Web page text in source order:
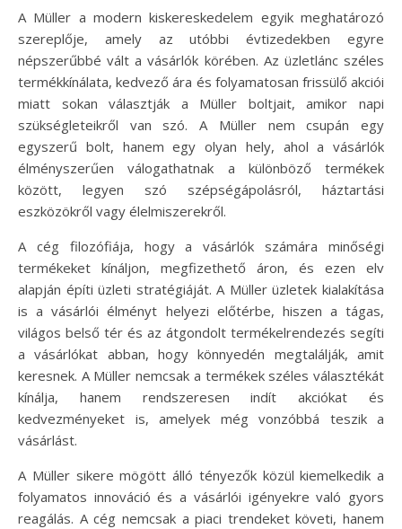
A Müller a modern kiskereskedelem egyik meghatározó
szereplője, amely az utóbbi évtizedekben egyre
népszerűbbé vált a vásárlók körében. Az üzletlánc széles
termékkínálata, kedvező ára és folyamatosan frissülő akciói
miatt sokan választják a Müller boltjait, amikor napi
szükségleteikről van szó. A Müller nem csupán egy
egyszerű bolt, hanem egy olyan hely, ahol a vásárlók
élményszerűen válogathatnak a különböző termékek
között, legyen szó szépségápolásról, háztartási
eszközökről vagy élelmiszerekről.
A cég filozófiája, hogy a vásárlók számára minőségi
termékeket kínáljon, megfizethető áron, és ezen elv
alapján építi üzleti stratégiáját. A Müller üzletek kialakítása
is a vásárlói élményt helyezi előtérbe, hiszen a tágas,
világos belső tér és az átgondolt termékelrendezés segíti
a vásárlókat abban, hogy könnyedén megtalálják, amit
keresnek. A Müller nemcsak a termékek széles választékát
kínálja, hanem rendszeresen indít akciókat és
kedvezményeket is, amelyek még vonzóbbá teszik a
vásárlást.
A Müller sikere mögött álló tényezők közül kiemelkedik a
folyamatos innováció és a vásárlói igényekre való gyors
reagálás. A cég nemcsak a piaci trendeket követi, hanem